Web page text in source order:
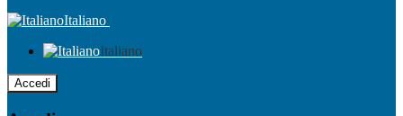
Italiano
Italiano
Accedi